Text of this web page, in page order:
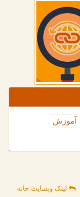
آموزش
لینک وبسایت:خانه